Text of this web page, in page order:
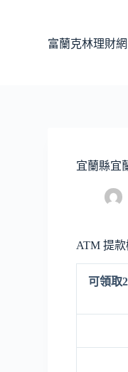
富蘭克林理財網
宜蘭縣宜
ATM 提
可領取